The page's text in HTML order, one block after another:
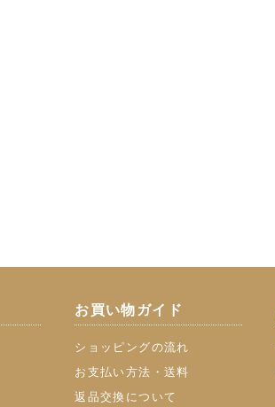
お買い物ガイド
ショッピングの流れ
お支払い方法・送料
返品交換について